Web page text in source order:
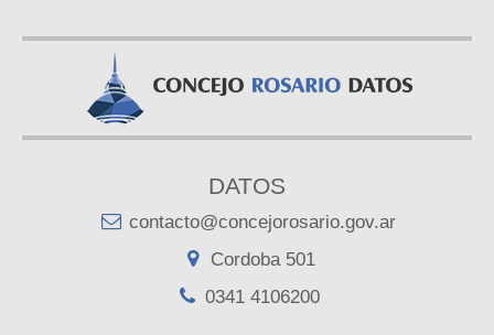
DATOS
contacto@concejorosario.gov.ar
Cordoba 501
0341 4106200